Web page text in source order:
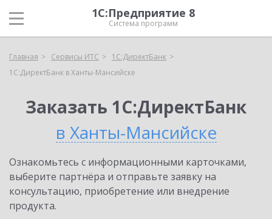
1С:Предприятие 8
Система программ
Главная Сервисы ИТС
1С:ДиректБанк
1С:ДиректБанк в Ханты-Мансийске
Заказать 1С:ДиректБанк
в Ханты-Мансийске
Ознакомьтесь с информационными карточками,
выберите партнёра и отправьте заявку на
консультацию, приобретение или внедрение
продукта.